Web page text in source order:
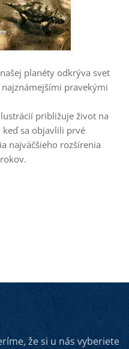
planéty odkrýva svet
pravekými
približuje život na
sa objavlili prvé
najväčšieho rozšírenia
že si u nás vyberiete